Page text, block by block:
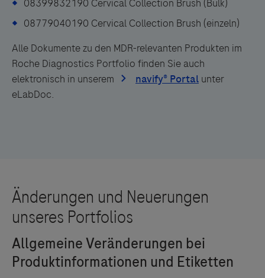
08779040190 Cervical Collection Brush (einzeln)
Alle Dokumente zu den MDR-relevanten Produkten im
Roche Diagnostics Portfolio finden Sie auch
elektronisch in unserem
unter
eLabDoc.